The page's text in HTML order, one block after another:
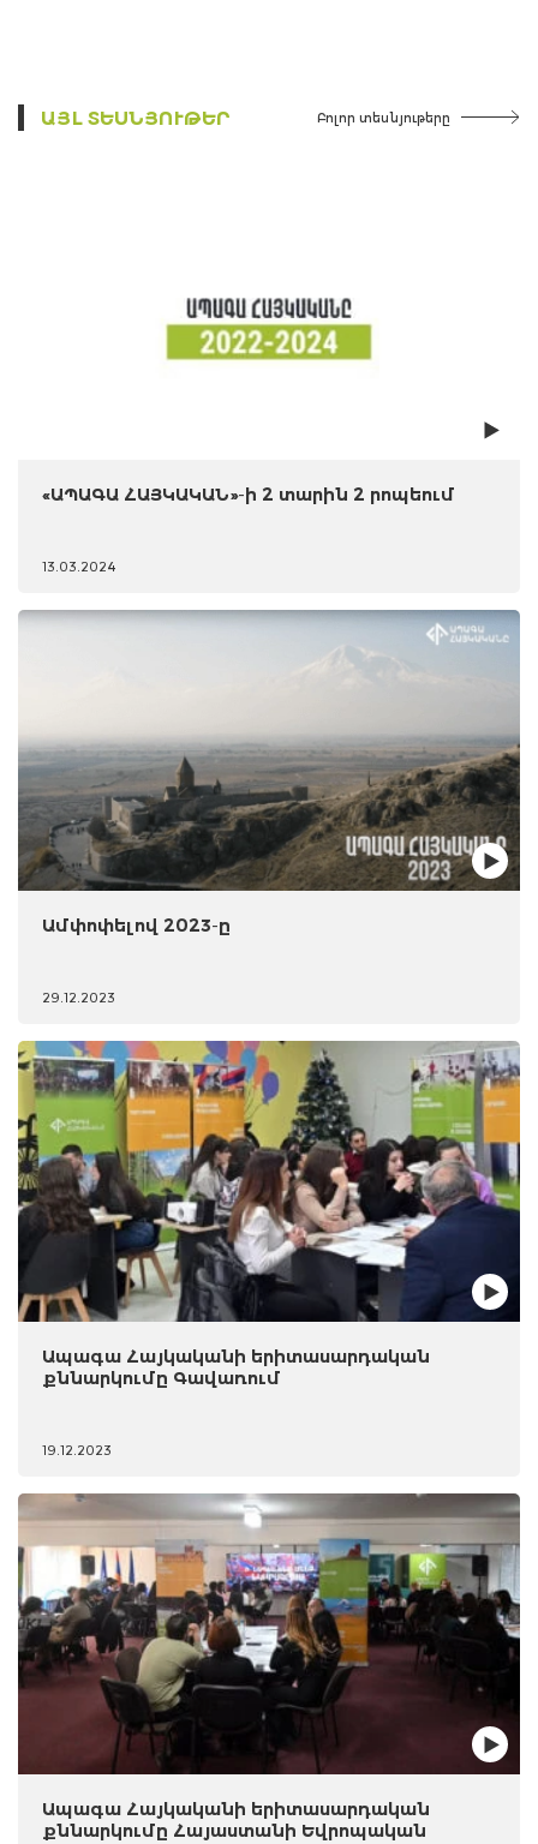
ԱՅԼ ՏԵՍՆՅՈՒԹԵՐ Բոլոր տեսնյութերը
«ԱՊԱԳԱ ՀԱՅԿԱԿԱՆ»-ի 2 տարին 2 րոպեում
13.03.2024
Ամփոփելով 2023-ը
29.12.2023
Ապագա Հայկականի երիտասարդական
քննարկումը Գավառում
19.12.2023
Ապագա Հայկականի երիտասարդական
քննարկումը Հայաստանի Եվրոպական